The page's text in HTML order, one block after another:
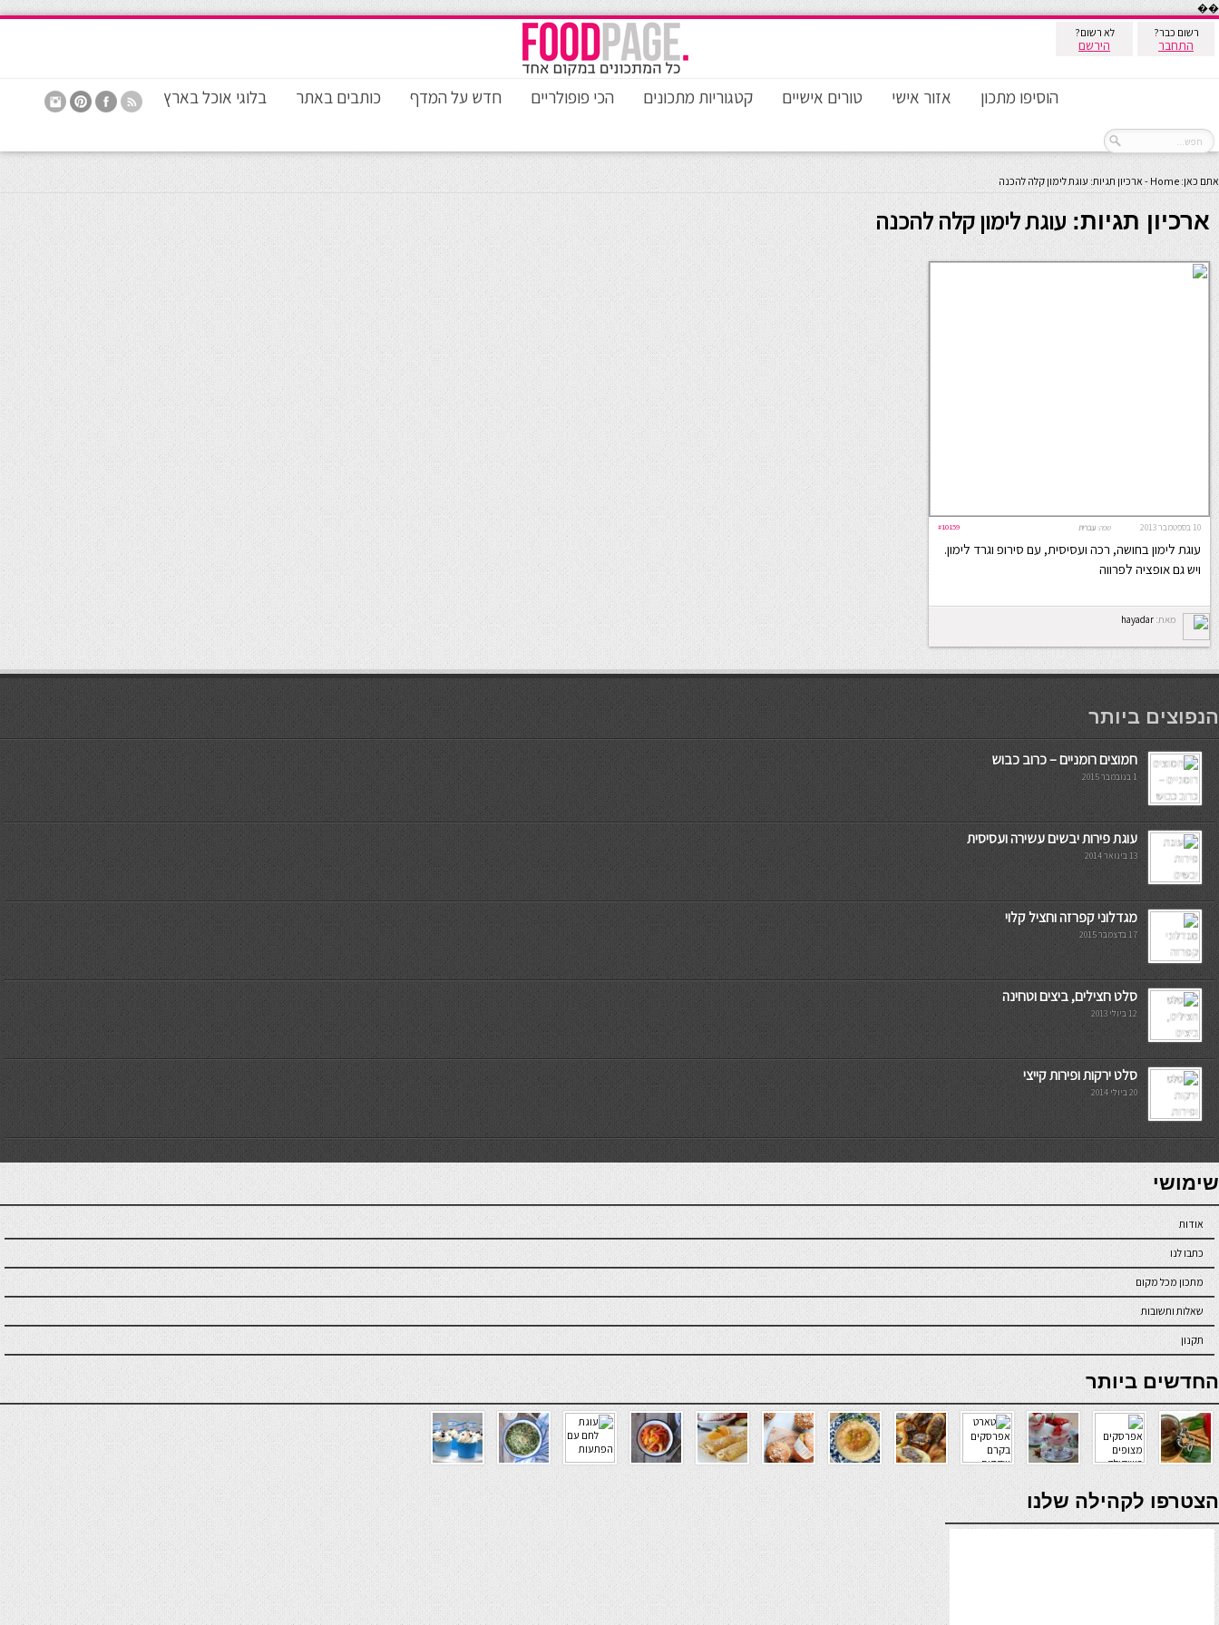
��
רשום כבר?
התחבר
לא רשום?
הירשם
הוסיפו מתכון אזור אישי טורים אישיים קטגוריות מתכונים הכי פופולריים חדש על המדף כותבים באתר בלוגי אוכל בארץ
אתם כאן: Home
- ארכיון תגיות: עוגת לימון קלה להכנה
ארכיון תגיות:עוגת לימון קלה להכנה
10 בספטמבר 2013 #10159 שפה: עברית
עוגת לימון בחושה, רכה ועסיסית, עם סירופ וגרד לימון.
ויש גם אופציה לפרווה
מאת: hayadar
мостбет кг
הנפוצים ביותר
חמוצים רומניים – כרוב כבוש
1 בנובמבר 2015
עוגת פירות יבשים עשירה ועסיסית
13 בינואר 2014
מגדלוני קפרזה וחציל קלוי
17 בדצמבר 2015
סלט חצילים, ביצים וטחינה
12 ביולי 2013
סלט ירקות ופירות קייצי
20 ביולי 2014
7slots
seriöse online casinos österreich
שימושי
אודות
כתבו לנו
מתכון מכל מקום
שאלות ותשובות
תקנון
online casino
החדשים ביותר
verde casino
הצטרפו לקהילה שלנו